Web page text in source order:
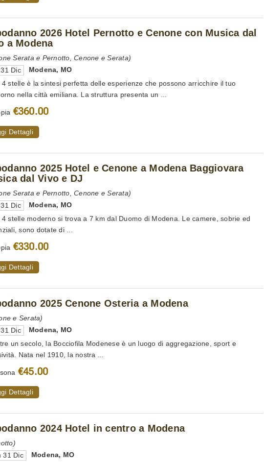
2026 Hotel Pernotto e Cenone con Musica dal
a Modena
Serata e Pernotto, Cenone e Serata)
Dic
Modena, MO
4 stelle è la sintesi perfetta delle esperienze che possono arricchire il tuo
nella città emiliana. La struttura presenta un ...
€360.00
Dettagli
2025 Hotel e Cenone a Modena Baggiovara
dal Vivo e DJ
Serata e Pernotto, Cenone e Serata)
Dic
Modena, MO
4 stelle moderno si trova a 7 km dal Duomo di Modena. Le camere, sobrie ed
sono dotate di ...
€330.00
Dettagli
2025 Cenone Osteria a Modena
e Serata)
Dic
Modena, MO
un secolo, la Bocciofila Modenese è un luogo di aggregazione, sport e
Nata nel 1910, la nostra ...
€45.00
Dettagli
2024 Hotel in centro a Modena
31 Dic
Modena, MO